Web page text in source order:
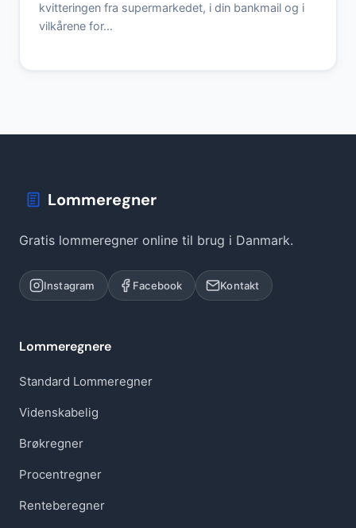
kvitteringen fra supermarkedet, i din bankmail og i
vilkårene for…
Lommeregner
Gratis lommeregner online til brug i Danmark.
Instagram Facebook Kontakt
Lommeregnere
Standard Lommeregner
Videnskabelig
Brøkregner
Procentregner
Renteberegner